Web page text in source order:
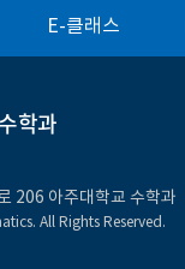
E-클래스
수학과
206 아주대학교 수학과
All Rights Reserved.